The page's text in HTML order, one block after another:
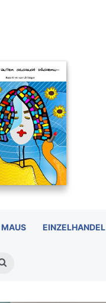
MAUS EINZELHANDEL
Suchen